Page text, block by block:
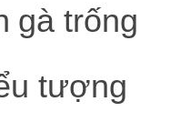
gà trống
tượng